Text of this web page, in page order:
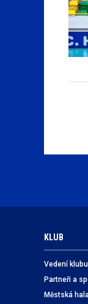
KLUB
Vedení klubu
Partneři a
Městská